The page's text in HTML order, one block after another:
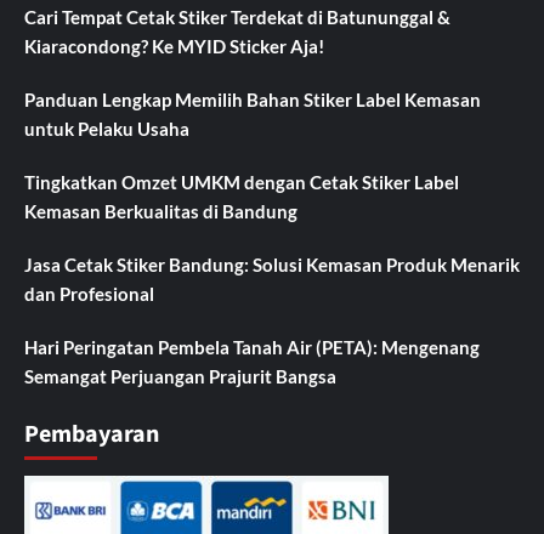
Provincien)
HUT
Mahasiswa
Islam
Cari Tempat Cetak Stiker Terdekat di Batununggal &
Kiaracondong? Ke MYID Sticker Aja!
Panduan Lengkap Memilih Bahan Stiker Label Kemasan
untuk Pelaku Usaha
Tingkatkan Omzet UMKM dengan Cetak Stiker Label
Kemasan Berkualitas di Bandung
Jasa Cetak Stiker Bandung: Solusi Kemasan Produk Menarik
dan Profesional
Hari Peringatan Pembela Tanah Air (PETA): Mengenang
Semangat Perjuangan Prajurit Bangsa
Pembayaran